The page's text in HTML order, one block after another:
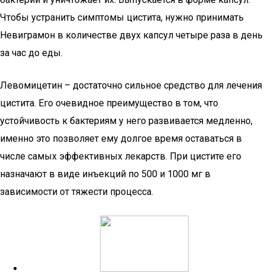
Чтобы устранить симптомы цистита, нужно принимать
Невиграмон в количестве двух капсул четыре раза в день
за час до еды.
Левомицетин – достаточно сильное средство для лечения
цистита. Его очевидное преимущество в том, что
устойчивость к бактериям у него развивается медленно,
именно это позволяет ему долгое время оставаться в
числе самых эффективных лекарств. При цистите его
назначают в виде инъекций по 500 и 1000 мг в
зависимости от тяжести процесса.